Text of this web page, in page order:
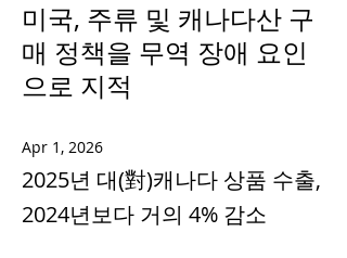
미국, 주류 및 캐나다산 구
매 정책을 무역 장애 요인
으로 지적
Apr 1, 2026
2025년 대(對)캐나다 상품 수출,
2024년보다 거의 4% 감소